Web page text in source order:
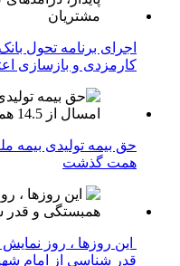
اجرای برنامه تحول
کارمزدی و بازسازی
همت گذشت
این روزها ، روز
قدر شناسی از امام